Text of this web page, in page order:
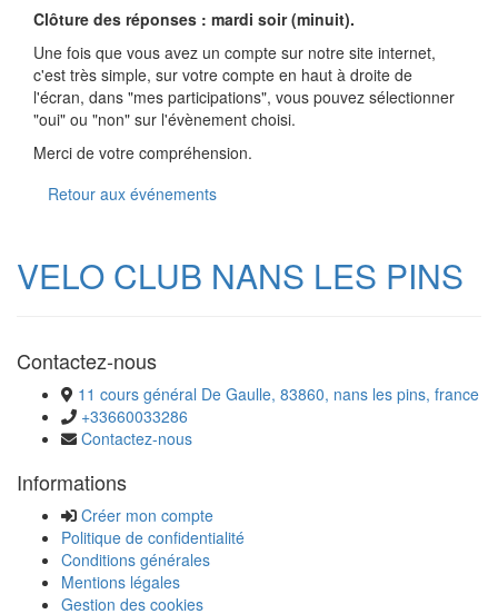
Clôture des réponses : mardi soir (minuit).
Une fois que vous avez un compte sur notre site internet,
c'est très simple, sur votre compte en haut à droite de
l'écran, dans "mes participations", vous pouvez sélectionner
"oui" ou "non" sur l'évènement choisi.
Merci de votre compréhension.
Retour aux événements
VELO CLUB NANS LES PINS
Contactez-nous
11 cours général De Gaulle, 83860, nans les pins, france
+33660033286
Contactez-nous
Informations
Créer mon compte
Politique de confidentialité
Conditions générales
Mentions légales
Gestion des cookies